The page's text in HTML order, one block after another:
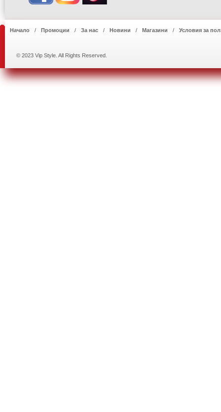
Начало Промоции За нас Новини Магазини Условия за
© 2023 Vip Style. All Rights Reserved.